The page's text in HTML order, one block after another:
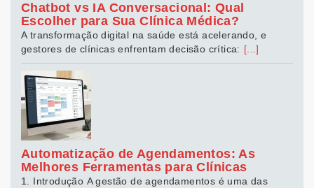
Chatbot vs IA Conversacional: Qual
Escolher para Sua Clínica Médica?
A transformação digital na saúde está acelerando, e
gestores de clínicas enfrentam decisão crítica: [...]
Automatização de Agendamentos: As
Melhores Ferramentas para Clínicas
1. Introdução A gestão de agendamentos é uma das